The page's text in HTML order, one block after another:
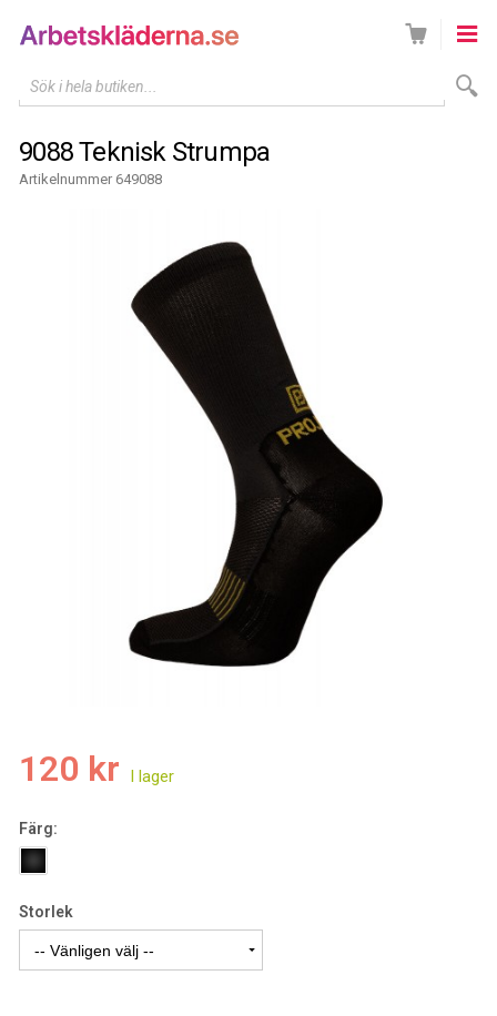
Sök i hela butiken...
9088 Teknisk Strumpa
Artikelnummer 649088
120 kr
Färg:
Storlek